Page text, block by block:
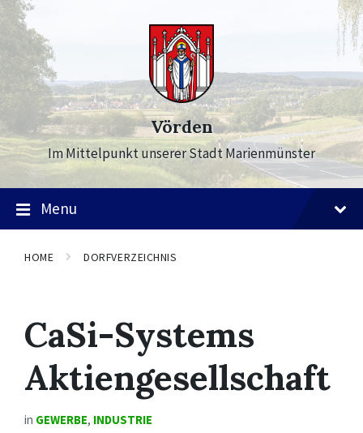
Skip
to
content
Skip
to
main
navigation
Skip
to
footer
Vörden
Im Mittelpunkt unserer Stadt Marienmünster
Menu
HOME DORFVERZEICHNIS
CaSi-Systems
Aktiengesellschaft
in GEWERBE, INDUSTRIE